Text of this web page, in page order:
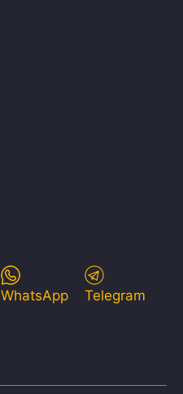
WhatsApp Telegram